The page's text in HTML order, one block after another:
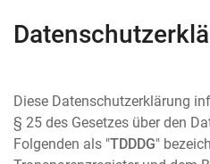
Diese Datenschutzerklärung
§ 25 des Gesetzes über den
Folgenden als "TDDDG"